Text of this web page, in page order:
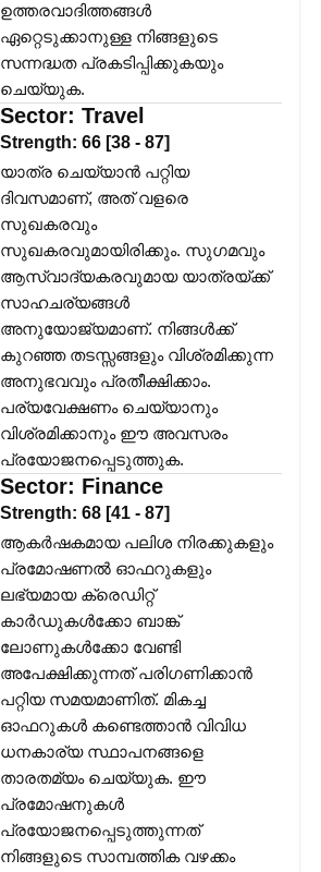
ഉത്തരവാദിത്തങ്ങൾ
ഏറ്റെടുക്കാനുള്ള നിങ്ങളുടെ
സന്നദ്ധത പ്രകടിപ്പിക്കുകയും
ചെയ്യുക.
Sector: Travel
Strength: 66 [38 - 87]
യാത്ര ചെയ്യാൻ പറ്റിയ
ദിവസമാണ്, അത് വളരെ
സുഖകരവും
സുഖകരവുമായിരിക്കും. സുഗമവും
ആസ്വാദ്യകരവുമായ യാത്രയ്ക്ക്
സാഹചര്യങ്ങൾ
അനുയോജ്യമാണ്. നിങ്ങൾക്ക്
കുറഞ്ഞ തടസ്സങ്ങളും വിശ്രമിക്കുന്ന
അനുഭവവും പ്രതീക്ഷിക്കാം.
പര്യവേക്ഷണം ചെയ്യാനും
വിശ്രമിക്കാനും ഈ അവസരം
പ്രയോജനപ്പെടുത്തുക.
Sector: Finance
Strength: 68 [41 - 87]
ആകർഷകമായ പലിശ നിരക്കുകളും
പ്രമോഷണൽ ഓഫറുകളും
ലഭ്യമായ ക്രെഡിറ്റ്
കാർഡുകൾക്കോ ബാങ്ക്
ലോണുകൾക്കോ വേണ്ടി
അപേക്ഷിക്കുന്നത് പരിഗണിക്കാൻ
പറ്റിയ സമയമാണിത്. മികച്ച
ഓഫറുകൾ കണ്ടെത്താൻ വിവിധ
ധനകാര്യ സ്ഥാപനങ്ങളെ
താരതമ്യം ചെയ്യുക. ഈ
പ്രമോഷനുകൾ
പ്രയോജനപ്പെടുത്തുന്നത്
നിങ്ങളുടെ സാമ്പത്തിക വഴക്കം